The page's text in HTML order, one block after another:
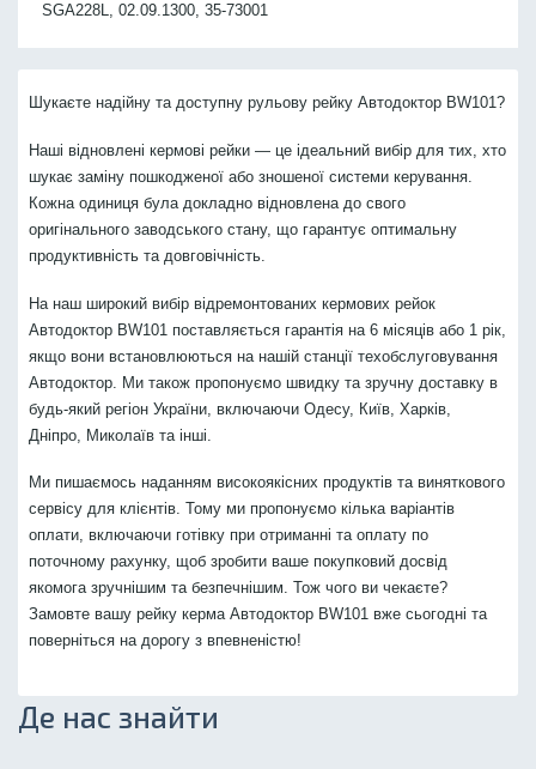
SGA228L, 02.09.1300, 35-73001
Шукаєте надійну та доступну рульову рейку Автодоктор BW101?
Наші відновлені кермові рейки — це ідеальний вибір для тих, хто
шукає заміну пошкодженої або зношеної системи керування.
Кожна одиниця була докладно відновлена до свого
оригінального заводського стану, що гарантує оптимальну
продуктивність та довговічність.
На наш широкий вибір відремонтованих кермових рейок
Автодоктор BW101 поставляється гарантія на 6 місяців або 1 рік,
якщо вони встановлюються на нашій станції техобслуговування
Автодоктор. Ми також пропонуємо швидку та зручну доставку в
будь-який регіон України, включаючи Одесу, Київ, Харків,
Дніпро, Миколаїв та інші.
Ми пишаємось наданням високоякісних продуктів та виняткового
сервісу для клієнтів. Тому ми пропонуємо кілька варіантів
оплати, включаючи готівку при отриманні та оплату по
поточному рахунку, щоб зробити ваше покупковий досвід
якомога зручнішим та безпечнішим. Тож чого ви чекаєте?
Замовте вашу рейку керма Автодоктор BW101 вже сьогодні та
поверніться на дорогу з впевненістю!
Де нас знайти